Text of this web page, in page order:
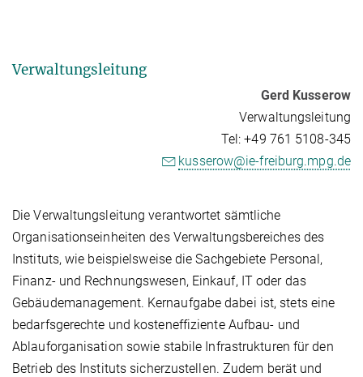
Verwaltungsleitung
Gerd Kusserow
Verwaltungsleitung
Tel: +49 761 5108-345
kusserow@ie-freiburg.mpg.de
Die Verwaltungsleitung verantwortet sämtliche
Organisationseinheiten des Verwaltungsbereiches des
Instituts, wie beispielsweise die Sachgebiete Personal,
Finanz- und Rechnungswesen, Einkauf, IT oder das
Gebäudemanagement. Kernaufgabe dabei ist, stets eine
bedarfsgerechte und kosteneffiziente Aufbau- und
Ablauforganisation sowie stabile Infrastrukturen für den
Betrieb des Instituts sicherzustellen. Zudem berät und